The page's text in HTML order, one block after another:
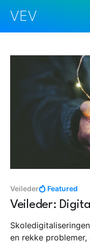
VEV
Veileder Featured
Veileder:
en rekke